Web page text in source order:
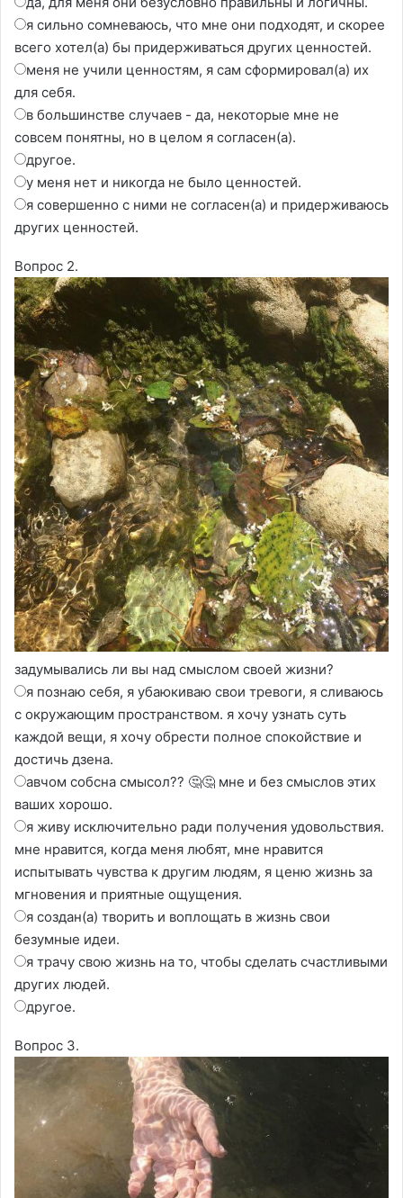
я сильно сомневаюсь, что мне они подходят, и скорее
всего хотел(а) бы придерживаться других ценностей.
меня не учили ценностям, я сам сформировал(а) их
для себя.
в большинстве случаев - да, некоторые мне не
совсем понятны, но в целом я согласен(а).
другое.
у меня нет и никогда не было ценностей.
я совершенно с ними не согласен(а) и придерживаюсь
других ценностей.
Вопрос 2.
задумывались ли вы над смыслом своей жизни?
я познаю себя, я убаюкиваю свои тревоги, я сливаюсь
с окружающим пространством. я хочу узнать суть
каждой вещи, я хочу обрести полное спокойствие и
достичь дзена.
авчом собсна смысол?? 🤔🤔 мне и без смыслов этих
ваших хорошо.
я живу исключительно ради получения удовольствия.
мне нравится, когда меня любят, мне нравится
испытывать чувства к другим людям, я ценю жизнь за
мгновения и приятные ощущения.
я создан(а) творить и воплощать в жизнь свои
безумные идеи.
я трачу свою жизнь на то, чтобы сделать счастливыми
других людей.
другое.
Вопрос 3.